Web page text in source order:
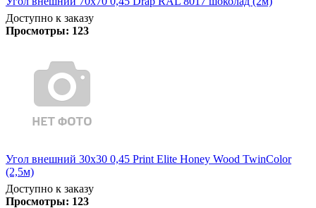
Доступно к заказу
Просмотры: 123
Угол внешний 30х30 0,45 Print Elite Honey Wood TwinColor
(2,5м)
Доступно к заказу
Просмотры: 123